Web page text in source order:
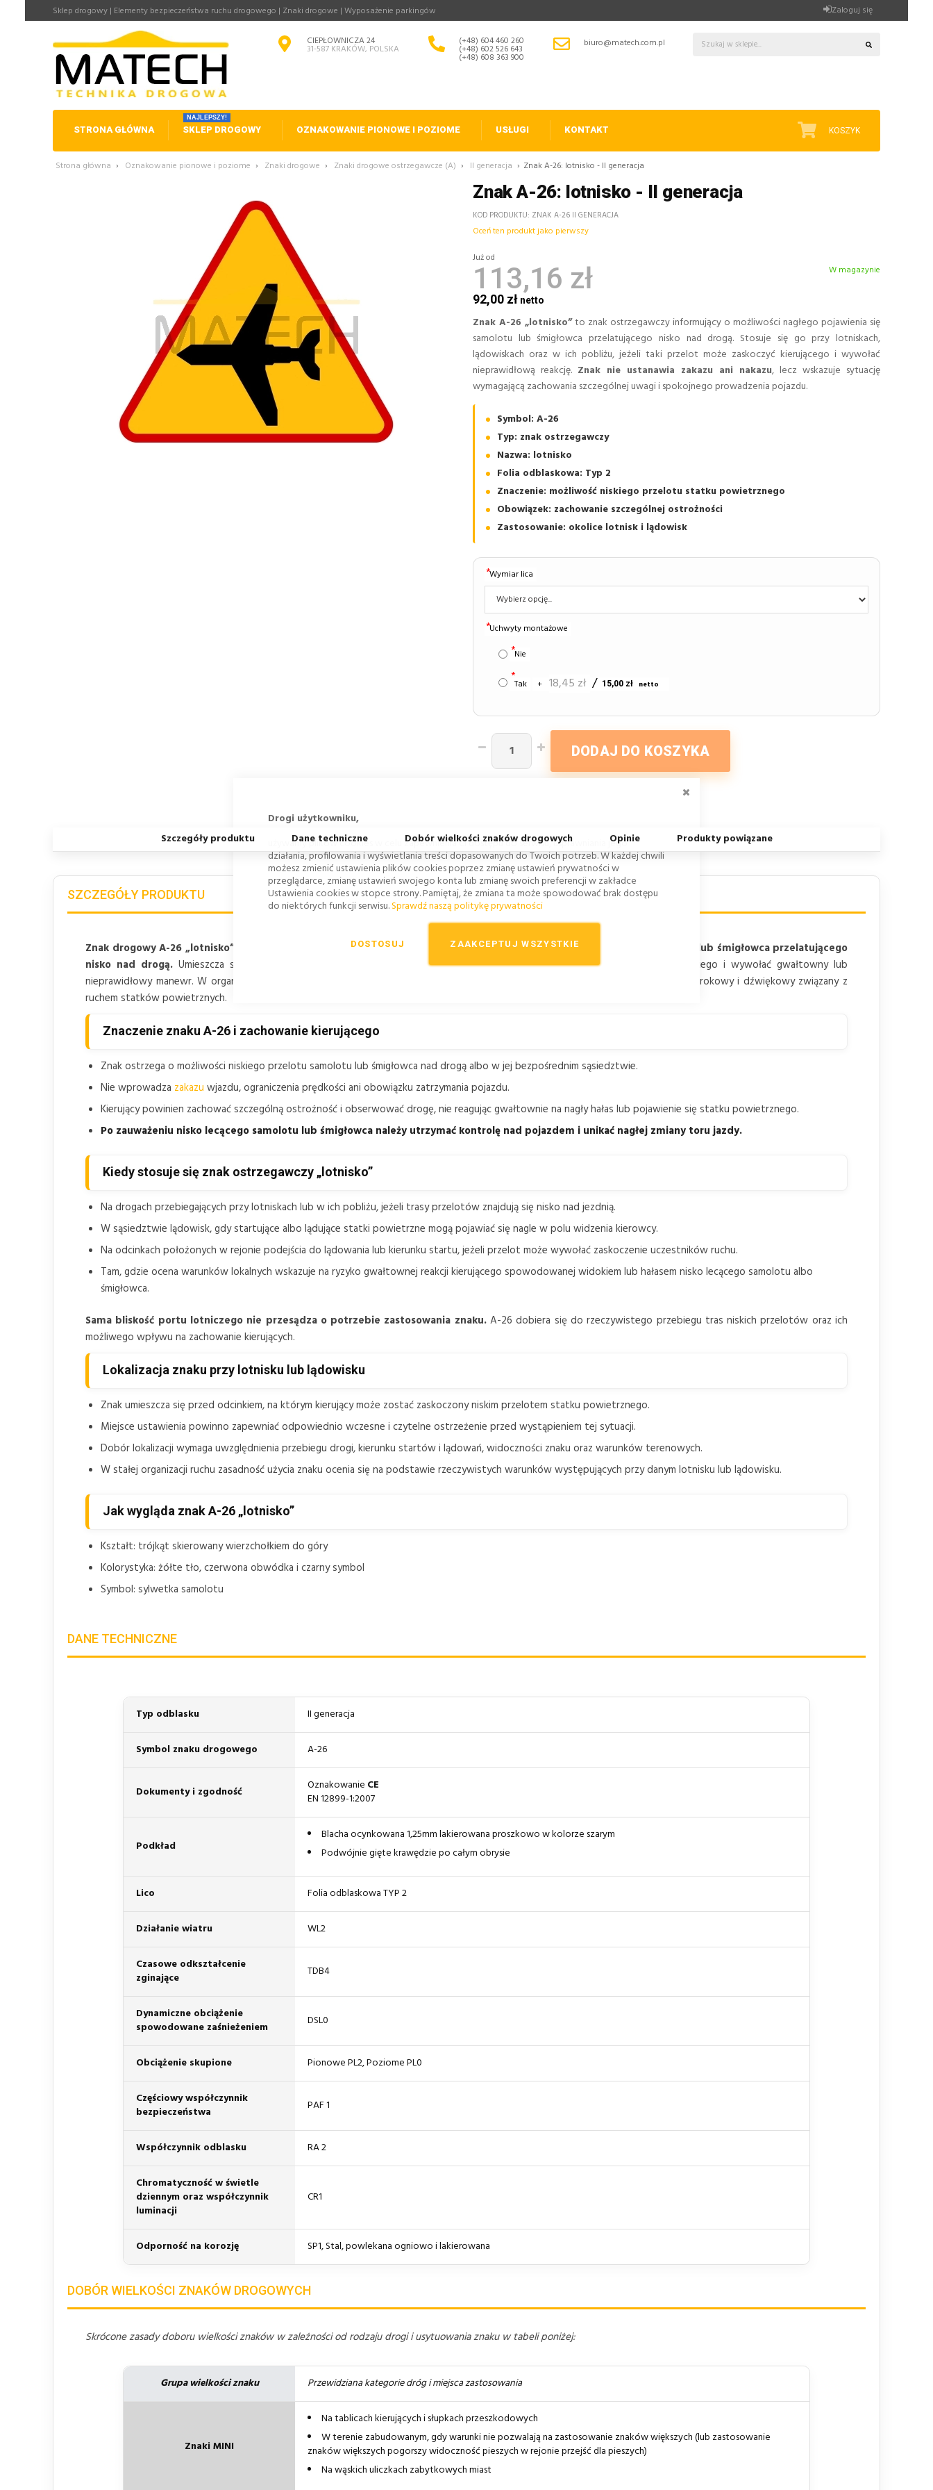
Drogi użytkowniku,
używamy plików cookies w celu zapewnienia Ci dostępu do serwisu, usprawniania jego
działania, profilowania i wyświetlania treści dopasowanych do Twoich potrzeb. W każdej chwili
możesz zmienić ustawienia plików cookies poprzez zmianę ustawień prywatności w
przeglądarce, zmianę ustawień swojego konta lub zmianę swoich preferencji w zakładce
Ustawienia cookies w stopce strony. Pamiętaj, że zmiana ta może spowodować brak dostępu
do niektórych funkcji serwisu.Sprawdź naszą politykę prywatności
ZAAKCEPTUJ WSZYSTKIE
DOSTOSUJ
Sklep drogowy | Elementy bezpieczeństwa ruchu drogowego | Znaki drogowe | Wyposażenie parkingów Zaloguj się
CIEPŁOWNICZA 24
31-587 KRAKÓW, POLSKA
(+48) 604 460 260
(+48) 602 526 643
(+48) 608 363 900
biuro@matech.com.pl
STRONA GŁÓWNA SKLEP DROGOWY
NAJLEPSZY!
OZNAKOWANIE PIONOWE I POZIOME USŁUGI KONTAKT KOSZYK
Strona główna › Oznakowanie pionowe i poziome › Znaki drogowe › Znaki drogowe ostrzegawcze (A) › II generacja › Znak A-26: lotnisko - II generacja
Znak A-26: lotnisko - II generacja
KOD PRODUKTU ZNAK A-26 II GENERACJA
Oceń ten produkt jako pierwszy
Już od
113,16 zł
92,00 zł
W magazynie
Znak A-26 „lotnisko”to znak ostrzegawczy informujący o możliwości nagłego pojawienia się
samolotu lub śmigłowca przelatującego nisko nad drogą. Stosuje się go przy lotniskach,
lądowiskach oraz w ich pobliżu, jeżeli taki przelot może zaskoczyć kierującego i wywołać
nieprawidłową reakcję. Znak nie ustanawia zakazu ani nakazu, lecz wskazuje sytuację
wymagającą zachowania szczególnej uwagi i spokojnego prowadzenia pojazdu.
Symbol: A-26
Typ: znak ostrzegawczy
Nazwa: lotnisko
Folia odblaskowa: Typ 2
Znaczenie: możliwość niskiego przelotu statku powietrznego
Obowiązek: zachowanie szczególnej ostrożności
Zastosowanie: okolice lotnisk i lądowisk
Wymiar lica
Uchwyty montażowe
Nie
Tak + 18,45 zł 15,00 zł
DODAJ DO KOSZYKA
Szczegóły produktu Dane techniczne Dobór wielkości znaków drogowych Opinie Produkty powiązane
SZCZEGÓŁY PRODUKTU
Znak drogowy A-26 „lotnisko” jest znakiem ostrzegawczym uprzedzającym o możliwości nagłego pojawienia się samolotu lub śmigłowca przelatującego
nisko nad drogą. Umieszcza się go przy lotniskach, lądowiskach albo w ich pobliżu, gdy taki przelot może zaskoczyć kierującego i wywołać gwałtowny lub
nieprawidłowy manewr. W organizacji ruchu znak służy wcześniejszemu przygotowaniu uczestników ruchu na nietypowy bodziec wzrokowy i dźwiękowy związany z
ruchem statków powietrznych.
Znaczenie znaku A-26 i zachowanie kierującego
Znak ostrzega o możliwości niskiego przelotu samolotu lub śmigłowca nad drogą albo w jej bezpośrednim sąsiedztwie.
Nie wprowadza zakazu wjazdu, ograniczenia prędkości ani obowiązku zatrzymania pojazdu.
Kierujący powinien zachować szczególną ostrożność i obserwować drogę, nie reagując gwałtownie na nagły hałas lub pojawienie się statku powietrznego.
Po zauważeniu nisko lecącego samolotu lub śmigłowca należy utrzymać kontrolę nad pojazdem i unikać nagłej zmiany toru jazdy.
Kiedy stosuje się znak ostrzegawczy „lotnisko”
Na drogach przebiegających przy lotniskach lub w ich pobliżu, jeżeli trasy przelotów znajdują się nisko nad jezdnią.
W sąsiedztwie lądowisk, gdy startujące albo lądujące statki powietrzne mogą pojawiać się nagle w polu widzenia kierowcy.
Na odcinkach położonych w rejonie podejścia do lądowania lub kierunku startu, jeżeli przelot może wywołać zaskoczenie uczestników ruchu.
Tam, gdzie ocena warunków lokalnych wskazuje na ryzyko gwałtownej reakcji kierującego spowodowanej widokiem lub hałasem nisko lecącego samolotu albo
śmigłowca.
Sama bliskość portu lotniczego nie przesądza o potrzebie zastosowania znaku.A-26 dobiera się do rzeczywistego przebiegu tras niskich przelotów oraz ich
możliwego wpływu na zachowanie kierujących.
Lokalizacja znaku przy lotnisku lub lądowisku
Znak umieszcza się przed odcinkiem, na którym kierujący może zostać zaskoczony niskim przelotem statku powietrznego.
Miejsce ustawienia powinno zapewniać odpowiednio wczesne i czytelne ostrzeżenie przed wystąpieniem tej sytuacji.
Dobór lokalizacji wymaga uwzględnienia przebiegu drogi, kierunku startów i lądowań, widoczności znaku oraz warunków terenowych.
W stałej organizacji ruchu zasadność użycia znaku ocenia się na podstawie rzeczywistych warunków występujących przy danym lotnisku lub lądowisku.
Jak wygląda znak A-26 „lotnisko”
Kształt: trójkąt skierowany wierzchołkiem do góry
Kolorystyka: żółte tło, czerwona obwódka i czarny symbol
Symbol: sylwetka samolotu
DANE TECHNICZNE
Typ odblasku II generacja
Symbol znaku drogowego A-26
Dokumenty i zgodność Oznakowanie CE
EN 12899-1:2007
Podkład
Blacha ocynkowana 1,25mm lakierowana proszkowo w kolorze szarym
Podwójnie gięte krawędzie po całym obrysie
Lico Folia odblaskowa TYP 2
Działanie wiatru WL2
Czasowe odkształcenie
zginające
TDB4
Dynamiczne obciążenie
spowodowane zaśnieżeniem
DSL0
Obciążenie skupione Pionowe PL2, Poziome PL0
Częściowy współczynnik
bezpieczeństwa
PAF 1
Współczynnik odblasku RA 2
Chromatyczność w świetle
dziennym oraz współczynnik
luminacji
CR1
Odporność na korozję SP1, Stal, powlekana ogniowo i lakierowana
DOBÓR WIELKOŚCI ZNAKÓW DROGOWYCH
Skrócone zasady doboru wielkości znaków w zależności od rodzaju drogi i usytuowania znaku w tabeli poniżej:
Grupa wielkości znaku Przewidziana kategorie dróg i miejsca zastosowania
Znaki MINI
Na tablicach kierujących i słupkach przeszkodowych
W terenie zabudowanym, gdy warunki nie pozwalają na zastosowanie znaków większych (lub zastosowanie
znaków większych pogorszy widoczność pieszych w rejonie przejść dla pieszych)
Na wąskich uliczkach zabytkowych miast